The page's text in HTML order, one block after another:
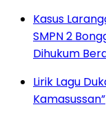
Kasus
SMPN 2
Dihukum
Lirik Lagu
Kamasussan”